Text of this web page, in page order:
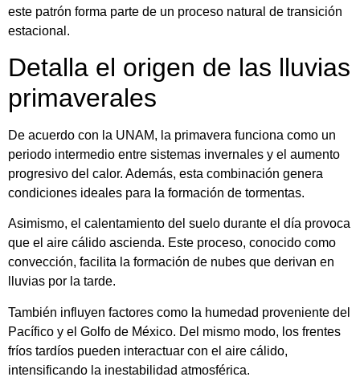
este patrón forma parte de un proceso natural de transición
estacional.
Detalla el origen de las lluvias
primaverales
De acuerdo con la UNAM, la primavera funciona como un
periodo intermedio entre sistemas invernales y el aumento
progresivo del calor. Además, esta combinación genera
condiciones ideales para la formación de tormentas.
Asimismo, el calentamiento del suelo durante el día provoca
que el aire cálido ascienda. Este proceso, conocido como
convección, facilita la formación de nubes que derivan en
lluvias por la tarde.
También influyen factores como la humedad proveniente del
Pacífico y el Golfo de México. Del mismo modo, los frentes
fríos tardíos pueden interactuar con el aire cálido,
intensificando la inestabilidad atmosférica.